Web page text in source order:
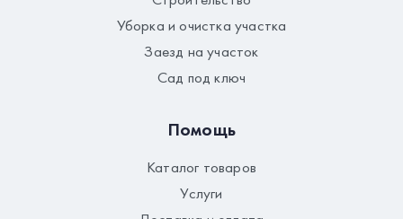
Уборка и очистка участка
Заезд на участок
Сад под ключ
Помощь
Каталог товаров
Услуги